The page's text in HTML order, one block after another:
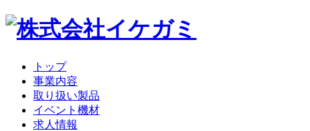
トップ
事業内容
取り扱い製品
イベント機材
求人情報